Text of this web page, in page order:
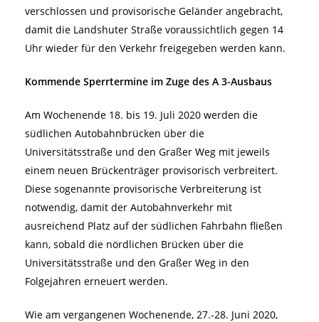
verschlossen und provisorische Geländer angebracht,
damit die Landshuter Straße voraussichtlich gegen 14
Uhr wieder für den Verkehr freigegeben werden kann.
Kommende Sperrtermine im Zuge des A 3-Ausbaus
Am Wochenende 18. bis 19. Juli 2020 werden die
südlichen Autobahnbrücken über die
Universitätsstraße und den Graßer Weg mit jeweils
einem neuen Brückenträger provisorisch verbreitert.
Diese sogenannte provisorische Verbreiterung ist
notwendig, damit der Autobahnverkehr mit
ausreichend Platz auf der südlichen Fahrbahn fließen
kann, sobald die nördlichen Brücken über die
Universitätsstraße und den Graßer Weg in den
Folgejahren erneuert werden.
Wie am vergangenen Wochenende, 27.-28. Juni 2020,